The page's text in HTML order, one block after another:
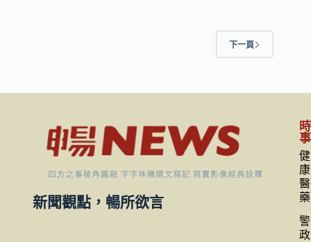
下一頁
新聞觀點，暢所欲言
時
事
健
康
醫
藥
警
政